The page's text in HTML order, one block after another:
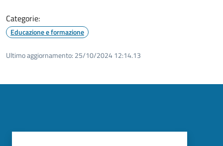
Categorie:
Educazione e formazione
Ultimo aggiornamento: 25/10/2024 12:14.13